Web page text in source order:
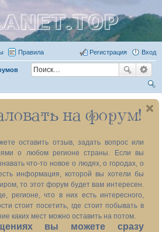
Правила Вход
Регистрация
ои
ск
на форум!
оставить отзыв, задать вопрос или
о любом регионе страны. Если вы
что-то новое о людях, о городах, о
информация, которой вы хотели бы
то этот форум будет вам интересен.
регионе, что в них есть интересного,
стоит посетить, где стоит побывать в
каких мест можно оставить на потом.
вы можете сразу